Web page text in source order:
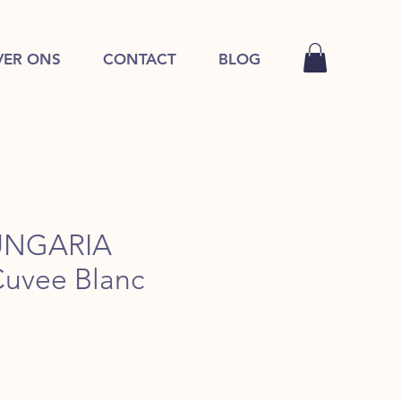
ONS CONTACT BLOG
Blanc